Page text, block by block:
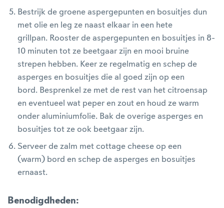
Bestrijk de groene aspergepunten en bosuitjes dun
met olie en leg ze naast elkaar in een hete
grillpan. Rooster de aspergepunten en bosuitjes in 8-
10 minuten tot ze beetgaar zijn en mooi bruine
strepen hebben. Keer ze regelmatig en schep de
asperges en bosuitjes die al goed zijn op een
bord. Besprenkel ze met de rest van het citroensap
en eventueel wat peper en zout en houd ze warm
onder aluminiumfolie. Bak de overige asperges en
bosuitjes tot ze ook beetgaar zijn.
Serveer de zalm met cottage cheese op een
(warm) bord en schep de asperges en bosuitjes
ernaast.
Benodigdheden: